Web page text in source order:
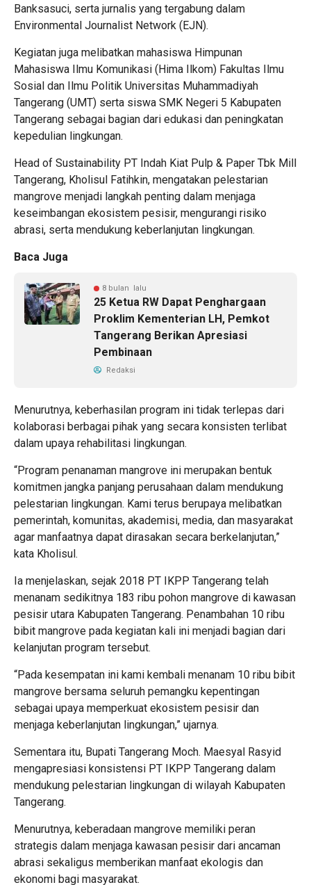
Banksasuci, serta jurnalis yang tergabung dalam
Environmental Journalist Network (EJN).
Kegiatan juga melibatkan mahasiswa Himpunan
Mahasiswa Ilmu Komunikasi (Hima Ilkom) Fakultas Ilmu
Sosial dan Ilmu Politik Universitas Muhammadiyah
Tangerang (UMT) serta siswa SMK Negeri 5 Kabupaten
Tangerang sebagai bagian dari edukasi dan peningkatan
kepedulian lingkungan.
Head of Sustainability PT Indah Kiat Pulp & Paper Tbk Mill
Tangerang, Kholisul Fatihkin, mengatakan pelestarian
mangrove menjadi langkah penting dalam menjaga
keseimbangan ekosistem pesisir, mengurangi risiko
abrasi, serta mendukung keberlanjutan lingkungan.
Baca Juga
8 bulan lalu
25 Ketua RW Dapat Penghargaan
Proklim Kementerian LH, Pemkot
Tangerang Berikan Apresiasi
Pembinaan
Redaksi
Menurutnya, keberhasilan program ini tidak terlepas dari
kolaborasi berbagai pihak yang secara konsisten terlibat
dalam upaya rehabilitasi lingkungan.
“Program penanaman mangrove ini merupakan bentuk
komitmen jangka panjang perusahaan dalam mendukung
pelestarian lingkungan. Kami terus berupaya melibatkan
pemerintah, komunitas, akademisi, media, dan masyarakat
agar manfaatnya dapat dirasakan secara berkelanjutan,”
kata Kholisul.
Ia menjelaskan, sejak 2018 PT IKPP Tangerang telah
menanam sedikitnya 183 ribu pohon mangrove di kawasan
pesisir utara Kabupaten Tangerang. Penambahan 10 ribu
bibit mangrove pada kegiatan kali ini menjadi bagian dari
kelanjutan program tersebut.
“Pada kesempatan ini kami kembali menanam 10 ribu bibit
mangrove bersama seluruh pemangku kepentingan
sebagai upaya memperkuat ekosistem pesisir dan
menjaga keberlanjutan lingkungan,” ujarnya.
Sementara itu, Bupati Tangerang Moch. Maesyal Rasyid
mengapresiasi konsistensi PT IKPP Tangerang dalam
mendukung pelestarian lingkungan di wilayah Kabupaten
Tangerang.
Menurutnya, keberadaan mangrove memiliki peran
strategis dalam menjaga kawasan pesisir dari ancaman
abrasi sekaligus memberikan manfaat ekologis dan
ekonomi bagi masyarakat.